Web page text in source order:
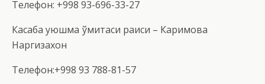
Телефон: +998 93-696-33-27
Касаба уюшма қўмитаси раиси – Каримова
Наргизахон
Телефон:+998 93 788-81-57